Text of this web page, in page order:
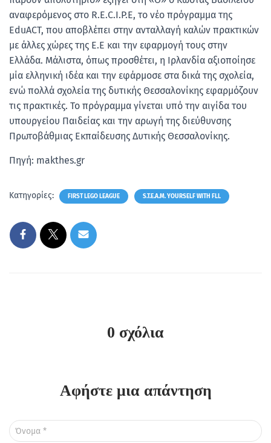
αναφερόμενος στο R.E.C.I.P.E, το νέο πρόγραμμα της
EduACT, που αποβλέπει στην ανταλλαγή καλών πρακτικών
με άλλες χώρες της Ε.Ε και την εφαρμογή τους στην
Ελλάδα. Μάλιστα, όπως προσθέτει, η Ιρλανδία αξιοποίησε
μία ελληνική ιδέα και την εφάρμοσε στα δικά της σχολεία,
ενώ πολλά σχολεία της δυτικής Θεσσαλονίκης εφαρμόζουν
τις πρακτικές. Το πρόγραμμα γίνεται υπό την αιγίδα του
υπουργείου Παιδείας και την αρωγή της διεύθυνσης
Πρωτοβάθμιας Εκπαίδευσης Δυτικής Θεσσαλονίκης.
Πηγή: makthes.gr
Κατηγορίες: FIRST LEGO LEAGUE S.T.E.A.M. YOURSELF WITH FLL
0 σχόλια
Αφήστε μια απάντηση
Όνομα *